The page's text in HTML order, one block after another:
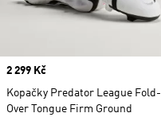
Price
2 299 Kč
Kopačky Predator League Fold-
Over Tongue Firm Ground